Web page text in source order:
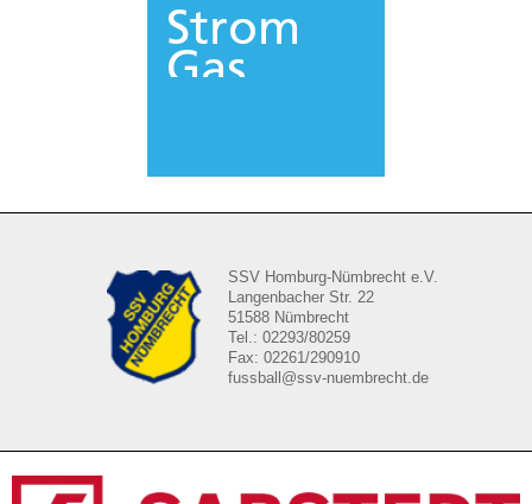
SSV Homburg-Nümbrecht e.V.
Langenbacher Str. 22
51588 Nümbrecht
Tel.: 02293/80259
Fax: 02261/290910
fussball@ssv-nuembrecht.de